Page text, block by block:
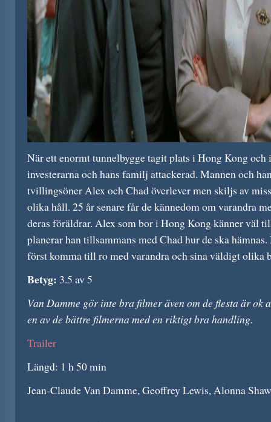
När ett enormt tunnelbygge tagit plats i Hong Kong och
investerarna och hans familj attackerad. Mannen och
tvillingsöner Alex och Chad överlever men skiljs av
olika håll. 25 år senare får de kännedom om varandra
deras föräldrar. Alex som bor i Hong Kong känner väl
planerar han tillsammans med Chad hur de ska
först komma till ro med varandra och sina väldigt olika
Betyg: 3.5 av 5
Van Damme gör inte bra filmer även om de flesta är ok
en av de bättre filmerna med en riktigt bra handling.
Trailer
Längd: 1 h 50 min
Jean-Claude Van Damme, Geoffrey Lewis, Alonna